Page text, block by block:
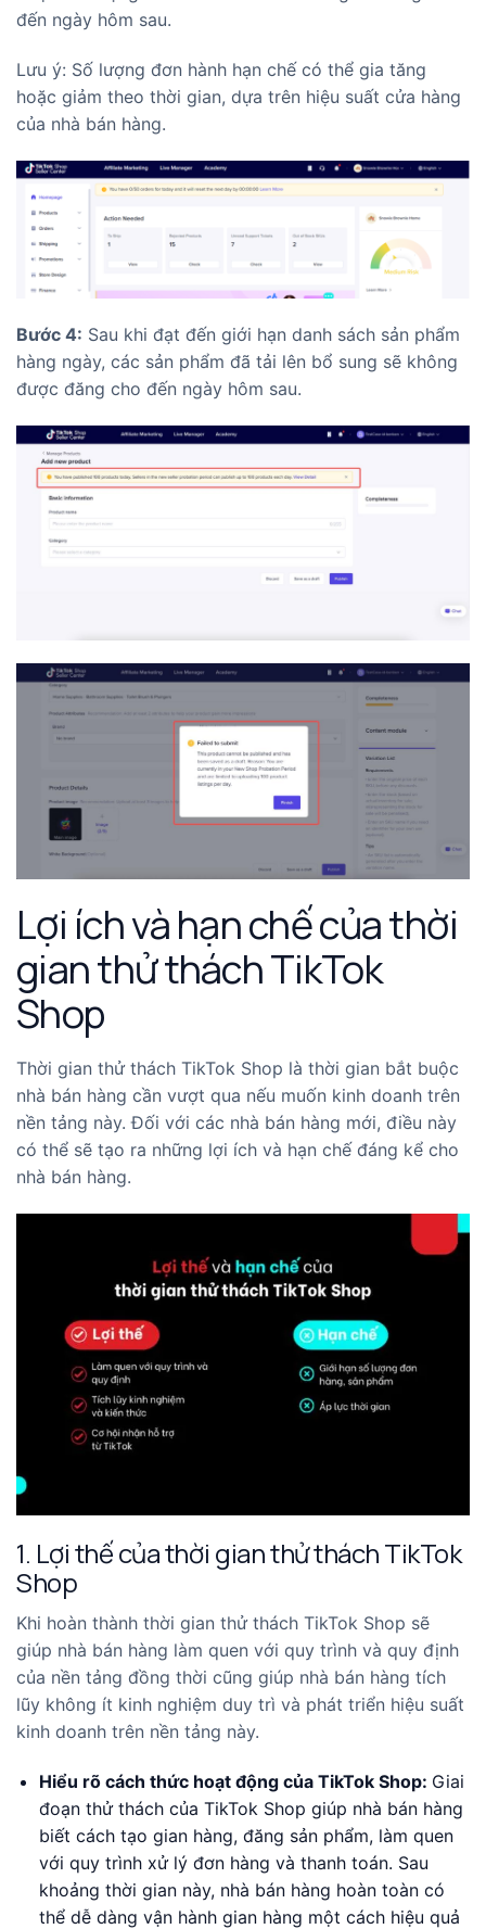
đến ngày hôm sau.
Lưu ý: Số lượng đơn hành hạn chế có thể gia tăng
hoặc giảm theo thời gian, dựa trên hiệu suất cửa hàng
của nhà bán hàng.
Bước 4: Sau khi đạt đến giới hạn danh sách sản phẩm
hàng ngày, các sản phẩm đã tải lên bổ sung sẽ không
được đăng cho đến ngày hôm sau.
Lợi ích và hạn chế của thời
gian thử thách TikTok
Shop
Thời gian thử thách TikTok Shop là thời gian bắt buộc
nhà bán hàng cần vượt qua nếu muốn kinh doanh trên
nền tảng này. Đối với các nhà bán hàng mới, điều này
có thể sẽ tạo ra những lợi ích và hạn chế đáng kể cho
nhà bán hàng.
1. Lợi thế của thời gian thử thách TikTok
Shop
Khi hoàn thành thời gian thử thách TikTok Shop sẽ
giúp nhà bán hàng làm quen với quy trình và quy định
của nền tảng đồng thời cũng giúp nhà bán hàng tích
lũy không ít kinh nghiệm duy trì và phát triển hiệu suất
kinh doanh trên nền tảng này.
Hiểu rõ cách thức hoạt động của TikTok Shop: Giai
đoạn thử thách của TikTok Shop giúp nhà bán hàng
biết cách tạo gian hàng, đăng sản phẩm, làm quen
với quy trình xử lý đơn hàng và thanh toán. Sau
khoảng thời gian này, nhà bán hàng hoàn toàn có
thể dễ dàng vận hành gian hàng một cách hiệu quả